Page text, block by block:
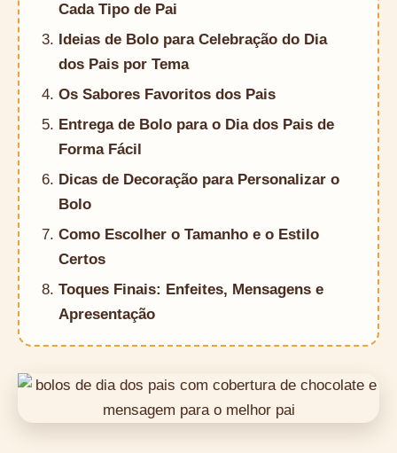
Cada Tipo de Pai
Ideias de Bolo para Celebração do Dia
dos Pais por Tema
Os Sabores Favoritos dos Pais
Entrega de Bolo para o Dia dos Pais de
Forma Fácil
Dicas de Decoração para Personalizar o
Bolo
Como Escolher o Tamanho e o Estilo
Certos
Toques Finais: Enfeites, Mensagens e
Apresentação